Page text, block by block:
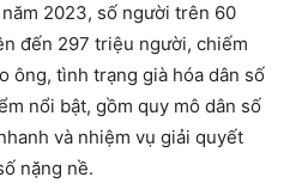
2023, số người trên 60
đến 297 triệu người, chiếm
ông, tình trạng già hóa dân số
nổi bật, gồm quy mô dân số
và nhiệm vụ giải quyết
nặng nề.